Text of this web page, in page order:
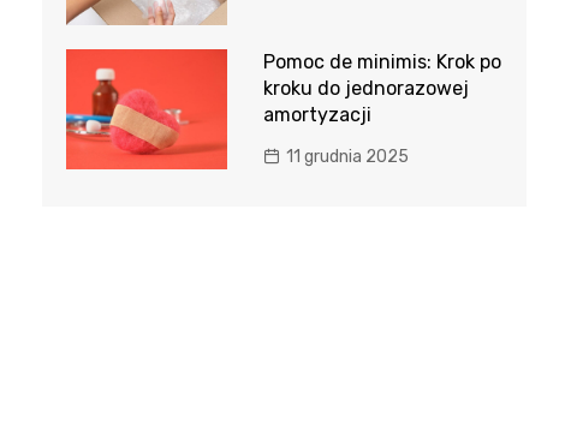
Pomoc de minimis: Krok po
kroku do jednorazowej
amortyzacji
11 grudnia 2025